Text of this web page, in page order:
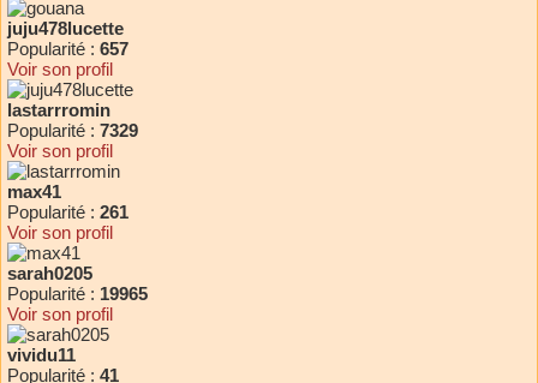
juju478lucette
Popularité : 657
Voir son profil
lastarrromin
Popularité : 7329
Voir son profil
max41
Popularité : 261
Voir son profil
sarah0205
Popularité : 19965
Voir son profil
vividu11
Popularité : 41